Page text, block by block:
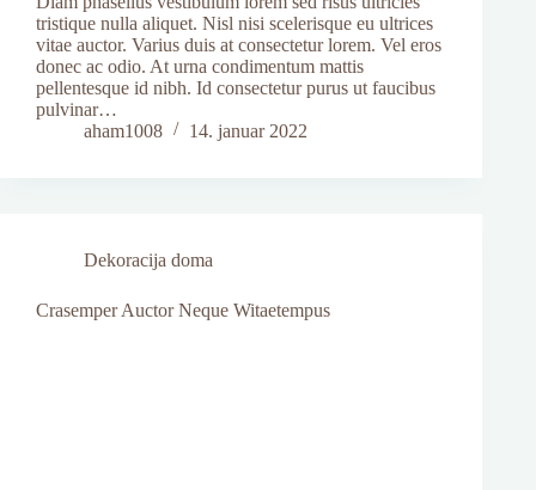
tristique nulla aliquet. Nisl nisi scelerisque eu ultrices
vitae auctor. Varius duis at consectetur lorem. Vel eros
donec ac odio. At urna condimentum mattis
pellentesque id nibh. Id consectetur purus ut faucibus
pulvinar…
aham1008
14. januar 2022
Dekoracija doma
Crasemper Auctor Neque Witaetempus